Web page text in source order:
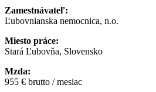
Zamestnávateľ:
Ľubovnianska nemocnica, n.o.
Miesto práce:
Stará Ľubovňa, Slovensko
Mzda:
955 € brutto / mesiac